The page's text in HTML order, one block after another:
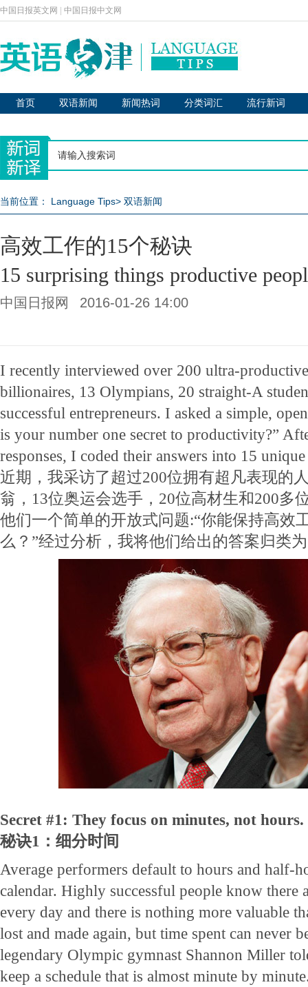
中国日报英文网 中国日报中文网
首页 双语新闻 新闻热词 分类词汇 流行新词
当前位置： Language Tips> 双语新闻
高效工作的15个秘诀
15 surprising things productive
中国日报网 2016-01-26 14:00
I recently interviewed over 200 ultra-
billionaires, 13 Olympians, 20 straight-A
successful entrepreneurs. I asked a simple,
is your number one secret to productivity?”
responses, I coded their answers into 15 unique
近期，我采访了超过200位拥有超凡表现的
翁，13位奥运会选手，20位高材生和200多
他们一个简单的开放式问题:“你能保持高效
么？”经过分析，我将他们给出的答案归类
Secret #1: They focus on minutes, not hours.
秘诀1：细分时间
Average performers default to hours and half-
calendar. Highly successful people know there
every day and there is nothing more valuable
lost and made again, but time spent can never
legendary Olympic gymnast Shannon Miller
keep a schedule that is almost minute by